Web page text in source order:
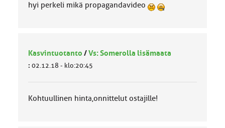
hyi perkeli mikä propagandavideo
Kasvintuotanto /Vs: Somerolla lisämaata
: 02.12.18 - klo:20:45
Kohtuullinen hinta,onnittelut ostajille!